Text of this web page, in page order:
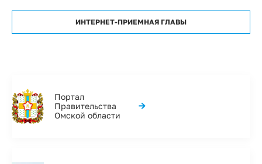
ИНТЕРНЕТ-ПРИЕМНАЯ ГЛАВЫ
Портал
Правительства
Омской области
→